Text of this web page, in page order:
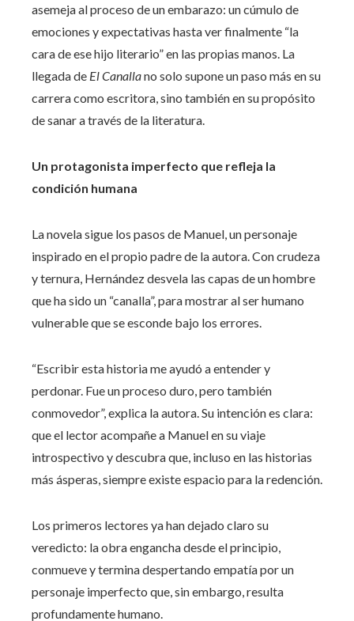
asemeja al proceso de un embarazo: un cúmulo de
emociones y expectativas hasta ver finalmente “la
cara de ese hijo literario” en las propias manos. La
llegada de El Canallano solo supone un paso más en su
carrera como escritora, sino también en su propósito
de sanar a través de la literatura.
Un protagonista imperfecto que refleja la
condición humana
La novela sigue los pasos de Manuel, un personaje
inspirado en el propio padre de la autora. Con crudeza
y ternura, Hernández desvela las capas de un hombre
que ha sido un “canalla”, para mostrar al ser humano
vulnerable que se esconde bajo los errores.
“Escribir esta historia me ayudó a entender y
perdonar. Fue un proceso duro, pero también
conmovedor”, explica la autora. Su intención es clara:
que el lector acompañe a Manuel en su viaje
introspectivo y descubra que, incluso en las historias
más ásperas, siempre existe espacio para la redención.
Los primeros lectores ya han dejado claro su
veredicto: la obra engancha desde el principio,
conmueve y termina despertando empatía por un
personaje imperfecto que, sin embargo, resulta
profundamente humano.